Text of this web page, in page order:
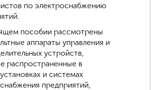
по электроснабжению
пособии рассмотрены
аппараты управления и
устройств,
распространенные в
и системах
предприятий,